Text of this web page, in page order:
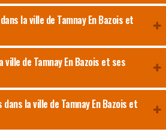
la ville de Tamnay En Bazois et
de Tamnay En Bazois et ses
la ville de Tamnay En Bazois et